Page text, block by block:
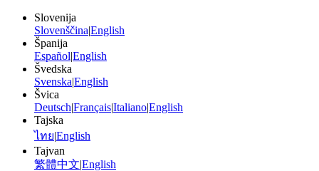
Slovenija
Slovenščina|English
Španija
Español|English
Švedska
Svenska|English
Švica
Deutsch|Français|Italiano|English
Tajska
ไทย|English
Tajvan
繁體中文|English